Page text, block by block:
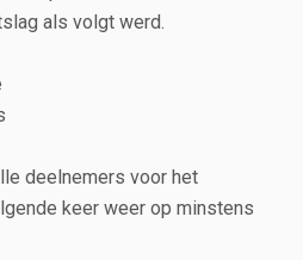
als volgt werd.
deelnemers voor het
keer weer op minstens